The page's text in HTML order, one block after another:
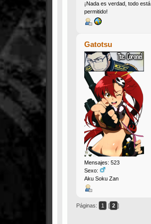
¡Nada es verdad, todo está
permitido!
Gatotsu
Mensajes: 523
Sexo:
Aku Soku Zan
Páginas: 1 [ 2 ]